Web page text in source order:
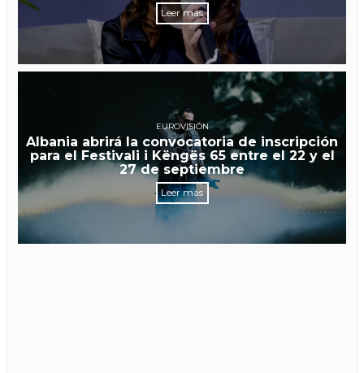
Leer más
EUROVISIÓN
Albania abrirá la convocatoria de inscripción
para el Festivali i Këngës 65 entre el 22 y el
27 de septiembre
Leer más